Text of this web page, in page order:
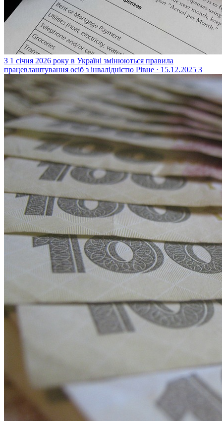
З 1 січня 2026 року в Україні змінюються правила
працевлаштування осіб з інвалідністю Рівне · 15.12.2025 3